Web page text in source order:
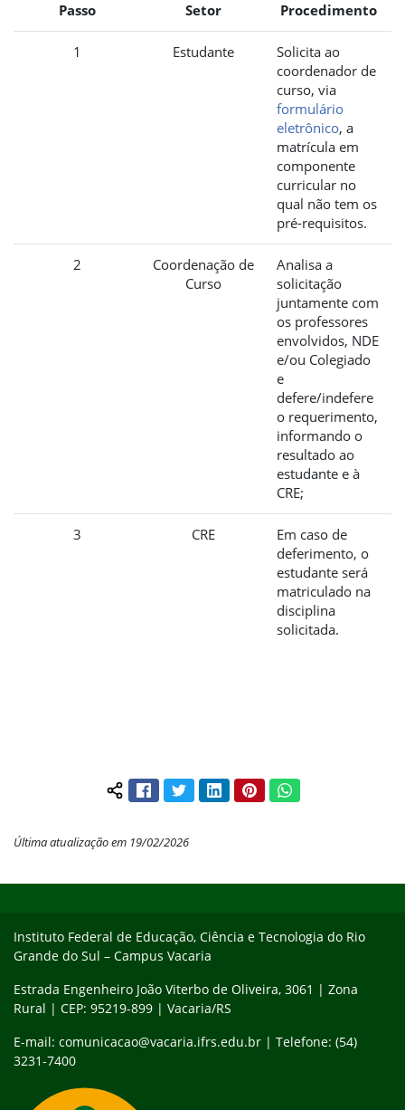
Passo Setor Procedimento
1 Estudante
Solicita ao
coordenador de
curso, via
formulário
eletrônico, a
matrícula em
componente
curricular no
qual não tem os
pré-requisitos.
2
Coordenação de
Curso
Analisa a
solicitação
juntamente com
os professores
envolvidos, NDE
e/ou Colegiado
e
defere/indefere
o requerimento,
informando o
resultado ao
estudante e à
CRE;
3 CRE
Em caso de
deferimento, o
estudante será
matriculado na
disciplina
solicitada.
Compartilhar conteúdo:
FacebookTwitterLinkedInPinterestWhatsApp
Última atualização em 19/02/2026
Instituto Federal de Educação, Ciência e Tecnologia do Rio
Grande do Sul – Campus Vacaria
Estrada Engenheiro João Viterbo de Oliveira, 3061 | Zona
Rural | CEP: 95219-899 | Vacaria/RS
E-mail: comunicacao@vacaria.ifrs.edu.br | Telefone: (54)
3231-7400